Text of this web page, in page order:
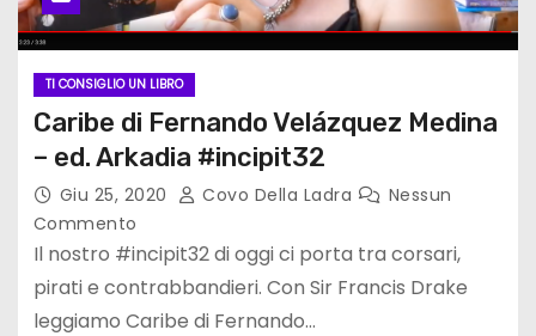
TI CONSIGLIO UN LIBRO
Caribe di Fernando Velázquez Medina
– ed. Arkadia #incipit32
Giu 25, 2020 Covo Della Ladra
Nessun
Commento
Il nostro #incipit32 di oggi ci porta tra corsari,
pirati e contrabbandieri. Con Sir Francis Drake
leggiamo Caribe di Fernando…